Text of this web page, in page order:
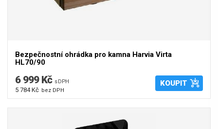
Bezpečnostní ohrádka pro kamna Harvia Virta
HL70/90
6 999 Kč s DPH
5 784 Kč bez DPH
KOUPIT